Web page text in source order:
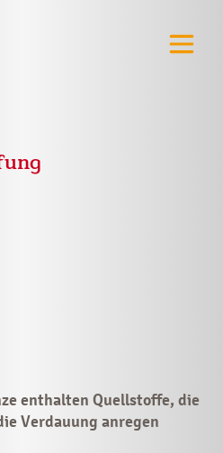
enthalten Quellstoffe, die
Verdauung anregen